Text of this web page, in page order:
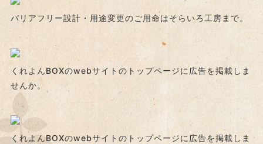
バリアフリー設計・用途変更のご用命はそらいろ工房まで。
くれよんBOXのwebサイトのトップページに 広告を掲載しま
せんか。
くれよんBOXのwebサイトのトップページに 広告を掲載しま